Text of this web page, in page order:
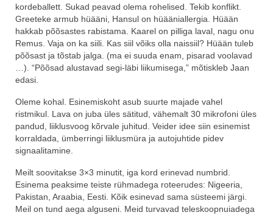
kordeballett. Sukad peavad olema rohelised. Tekib konflikt.
Greeteke armub hüääni, Hansul on hüääniallergia. Hüään
hakkab põõsastes rabistama. Kaarel on pilliga laval, nagu onu
Remus. Vaja on ka siili. Kas siil võiks olla naissiil? Hüään tuleb
põõsast ja tõstab jalga. (ma ei suuda enam, pisarad voolavad
…). “Põõsad alustavad segi-läbi liikumisega,” mõtiskleb Jaan
edasi.
Oleme kohal. Esinemiskoht asub suurte majade vahel
ristmikul. Lava on juba üles sätitud, vähemalt 30 mikrofoni üles
pandud, liiklusvoog kõrvale juhitud. Veider idee siin esinemist
korraldada, ümberringi liiklusmüra ja autojuhtide pidev
signaalitamine.
Meilt soovitakse 3×3 minutit, iga kord erinevad numbrid.
Esinema peaksime teiste rühmadega roteerudes: Nigeeria,
Pakistan, Araabia, Eesti. Kõik esinevad sama süsteemi järgi.
Meil on tund aega alguseni. Meid turvavad teleskoopnuiadega